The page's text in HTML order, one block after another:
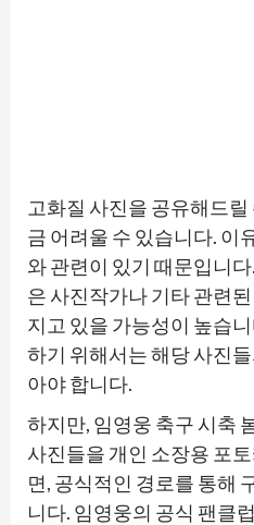
고화질 사진을 공유해드
금 어려울 수 있습니다. 이
와 관련이 있기 때문입니
은 사진작가나 기타 관련
지고 있을 가능성이 높습
하기 위해서는 해당 사진
아야 합니다.
하지만, 임영웅 축구 시축
사진들을 개인 소장용 포
면, 공식적인 경로를 통해
니다. 임영웅의 공식 팬클